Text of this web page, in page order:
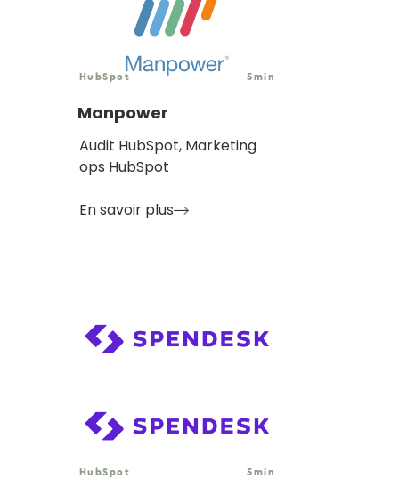
HubSpot 5min
Manpower
Audit HubSpot, Marketing
ops HubSpot
En savoir plus
HubSpot 5min